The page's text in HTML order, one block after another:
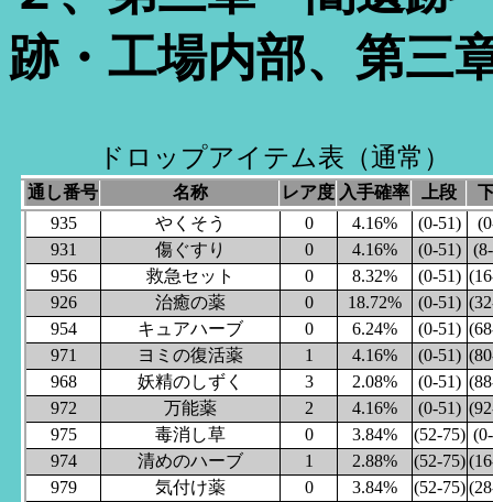
跡・工場内部、第三
ドロップアイテム表（通常）
通し番号 名称 レア度 入手確率 上段
935
やくそう 0 4.16% (0-51)
931
傷ぐすり 0 4.16% (0-51)
956
救急セット 0 8.32% (0-51)
926
治癒の薬 0 18.72% (0-51)
954
キュアハーブ 0 6.24% (0-51)
971
ヨミの復活薬 1 4.16% (0-51)
968
妖精のしずく 3 2.08% (0-51)
972
万能薬 2 4.16% (0-51)
975
毒消し草 0 3.84% (52-75)
974
清めのハーブ 1 2.88% (52-75)
979
気付け薬 0 3.84% (52-75)